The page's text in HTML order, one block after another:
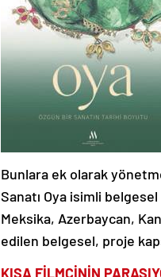
Bunlara ek olarak
Sanatı Oya isimli
Meksika, Azerbaycan,
edilen belgesel, proje
KISA FİLMCİNİN PARASI